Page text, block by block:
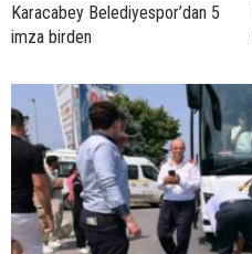
Karacabey Belediyespor’dan 5
imza birden